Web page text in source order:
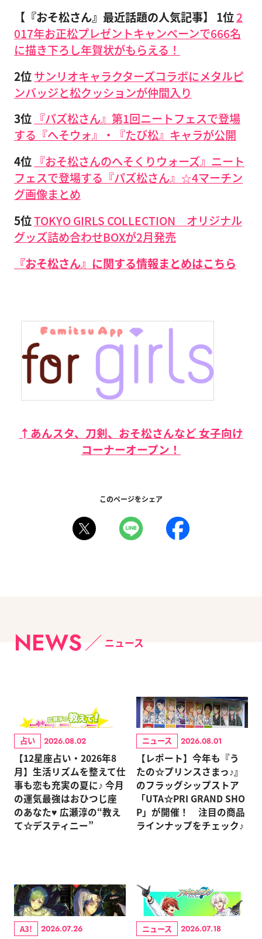
【『おそ松さん』最近話題の人気記事】 1位2
017年お正松プレゼントキャンペーンで666名
に描き下ろし年賀状がもらえる！
2位サンリオキャラクターズコラボにメタルピ
ンバッジと松クッションが仲間入り
3位 『パズ松さん』第1回ニートフェスで登場
する『へそウォ』・『たび松』キャラが公開
4位 『おそ松さんのへそくりウォーズ』ニート
フェスで登場する『パズ松さん』☆4マーチン
グ画像まとめ
5位TOKYO GIRLS COLLECTION オリジナル
グッズ詰め合わせBOXが2月発売
『おそ松さん』に関する情報まとめはこちら
↑あんスタ、刀剣、おそ松さんなど 女子向け
コーナーオープン！
このページをシェア
NEWS ニュース
占い 2026.08.02
【12星座占い・2026年8
月】生活リズムを整えて仕
事も恋も充実の夏に♪ 今月
の運気最強はおひつじ座
のあなた♥ 広瀬淳の“教え
て☆デスティニー”
ニュース 2026.08.01
【レポート】今年も『う
たの☆プリンスさまっ♪』
のフラッグシップストア
「UTA☆PRI GRAND SHO
P」が開催！ 注目の商品
ラインナップをチェック♪
A3! 2026.07.26 ニュース 2026.07.18